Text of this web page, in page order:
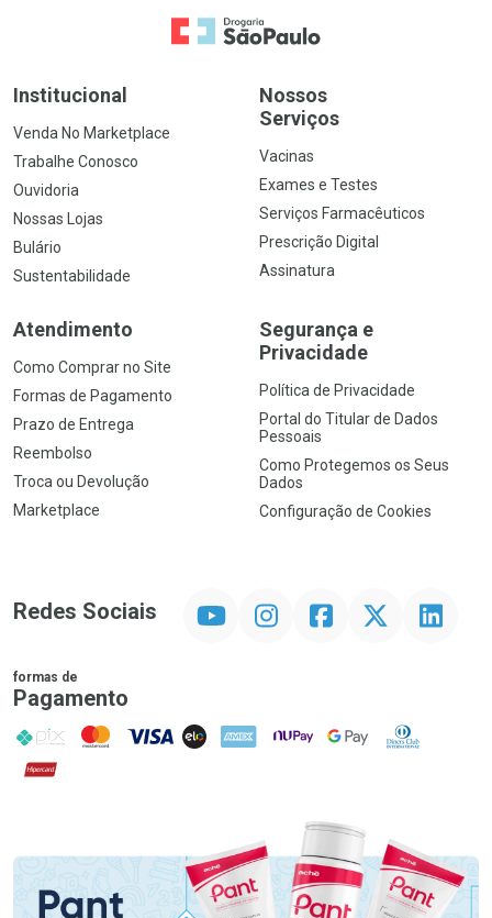
Ir para a Home
Institucional
Venda No Marketplace
Trabalhe Conosco
Ouvidoria
Nossas Lojas
Bulário
Sustentabilidade
Nossos
Serviços
Vacinas
Exames e Testes
Serviços Farmacêuticos
Prescrição Digital
Assinatura
Atendimento
Como Comprar no Site
Formas de Pagamento
Prazo de Entrega
Reembolso
Troca ou Devolução
Marketplace
Segurança e
Privacidade
Política de Privacidade
Portal do Titular de Dados
Pessoais
Como Protegemos os Seus
Dados
Configuração de Cookies
Redes Sociais InstagramFacebookTwitter Linkedin
formas de
Pagamento
PIX MasterCard
VISA ELO AMEX NuPay Google PayDiners Club
Hipercard
Promoção em Destaque